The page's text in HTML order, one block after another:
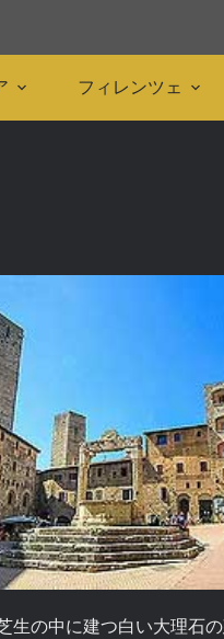
フィレンツェ
の中に建つ白い大理石